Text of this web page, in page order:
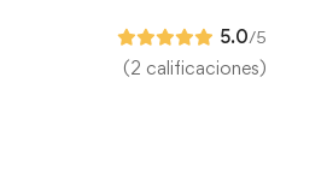
5.0/5
(2 calificaciones)